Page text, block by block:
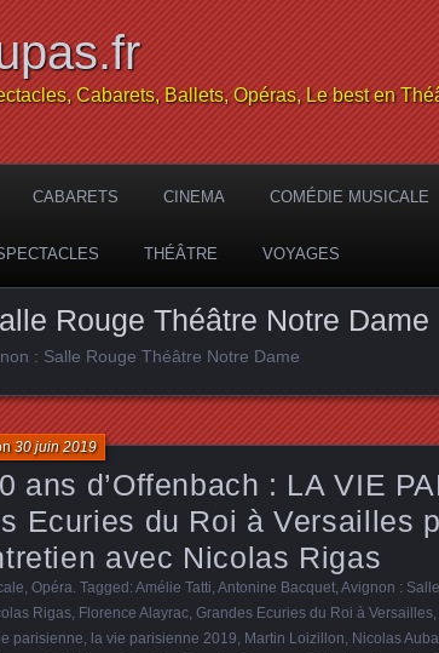
Cabarets, Ballets, Opéras, Le best en
CABARETS CINEMA COMÉDIE MUSICALE
THÉÂTRE VOYAGES
Rouge Théâtre Notre Dame
: Salle Rouge Théâtre Notre Dame
ans d’Offenbach : LA VIE
Ecuries du Roi à Versailles
avec Nicolas Rigas
30 juin 2019
Opéra . Tagged: Amélie Tatti Antonine Bacquet Avignon :
Rigas Florence Alayrac Grandes Ecuries du Roi à Versailles
parisienne la vie parisienne 2019 Martin Loizillon Nicolas